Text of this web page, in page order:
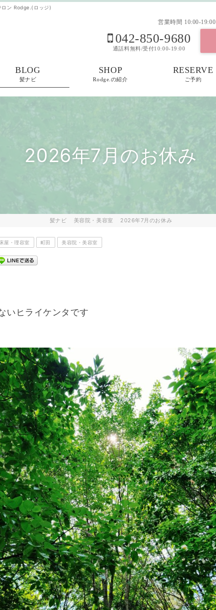
ロン Rodge.(ロッジ)
営業時間 10:00-19:00
042-850-9680
通話料無料/受付10:00-19:00
BLOG
髪ナビ
SHOP
Rodge.の紹介
RESERVE
ご予約
2026年7月のお休み
髪ナビ 美容院・美容室 2026年7月のお休み
床屋・理容室 町田 美容院・美容室
いヒライケンタです